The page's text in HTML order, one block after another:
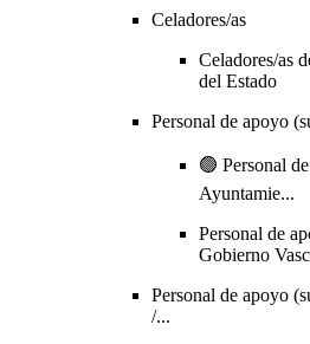
Celadores/as
Celadores/as
del Estado
Personal de apoyo
🟢 Personal
Ayuntamie...
Personal de
Gobierno
Personal de apoyo
/...